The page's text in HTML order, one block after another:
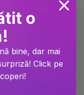
o
bine, dar mai
Click pe